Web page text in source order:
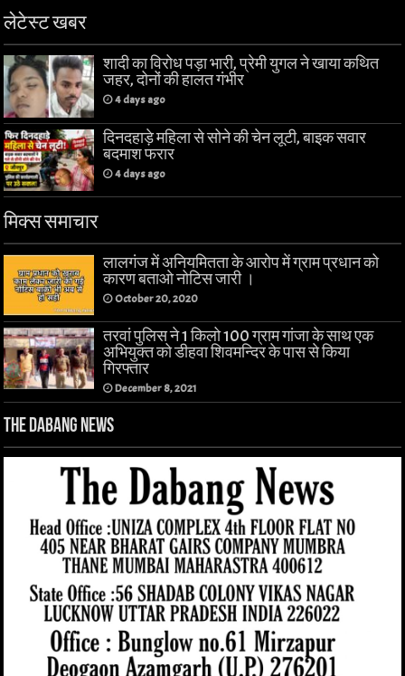
लेटेस्ट खबर
शादी का विरोध पड़ा भारी, प्रेमी युगल ने खाया कथित
जहर, दोनों की हालत गंभीर
4 days ago
दिनदहाड़े महिला से सोने की चेन लूटी, बाइक सवार
बदमाश फरार
4 days ago
मिक्स समाचार
लालगंज में अनियमितता के आरोप में ग्राम प्रधान को
कारण बताओ नोटिस जारी ।
October 20, 2020
तरवां पुलिस ने 1 किलो 100 ग्राम गांजा के साथ एक
अभियुक्त को डीहवा शिवमन्दिर के पास से किया
गिरफ्तार
December 8, 2021
The Dabang News